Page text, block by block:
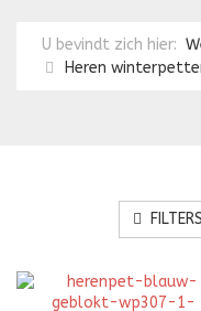
U bevindt zich hier:
Heren
FILTERS